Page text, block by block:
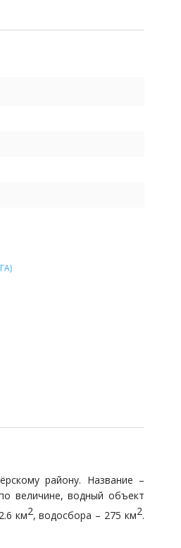
району. Название –
величине, водный объект
км2, водосбора – 275 км2.
Кроме того, в северной